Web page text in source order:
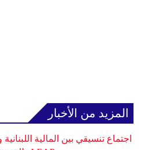
المزيد من الأخبار
اجتماع تنسيقي بين المالية